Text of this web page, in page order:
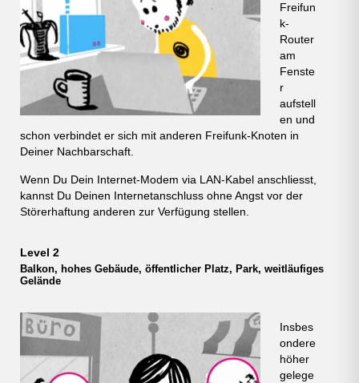
Freifun
k-
Router
am
Fenste
r
aufstell
en und
schon verbindet er sich mit anderen Freifunk-Knoten in
Deiner Nachbarschaft.
Wenn Du Dein Internet-Modem via LAN-Kabel anschliesst,
kannst Du Deinen Internetanschluss ohne Angst vor der
Störerhaftung anderen zur Verfügung stellen.
Level 2
Balkon, hohes Gebäude, öffentlicher Platz, Park, weitläufiges
Gelände
Insbes
ondere
höher
gelege